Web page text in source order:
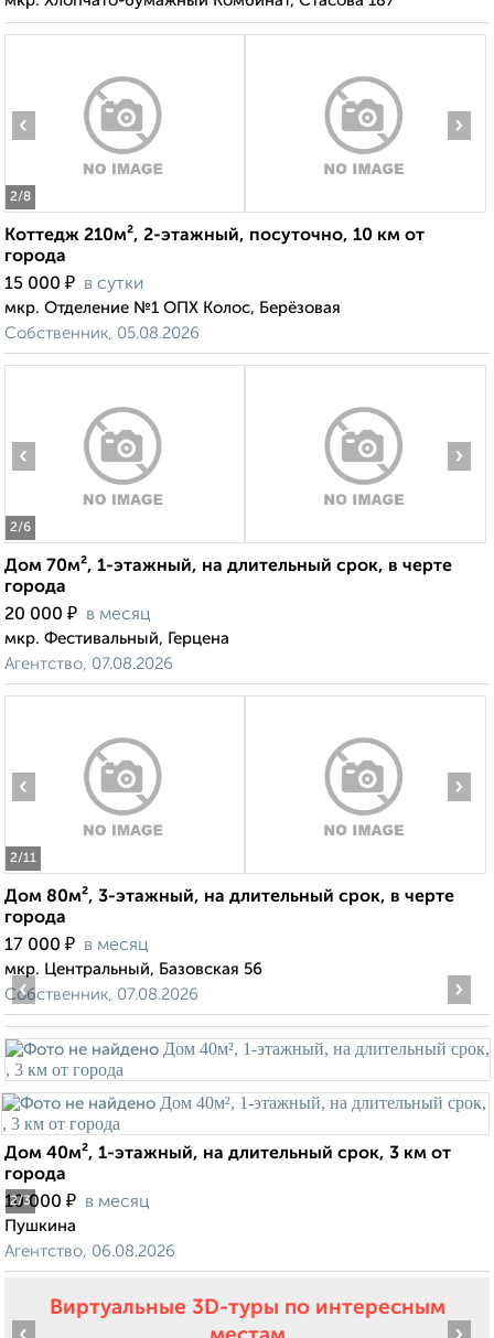
2/8
‹ ›
Коттедж 210м², 2-этажный, посуточно, 10 км от
города
15 000 ₽ в сутки
мкр. Отделение №1 ОПХ Колос, Берёзовая
Собственник, 05.08.2026
2/6
‹ ›
Дом 70м², 1-этажный, на длительный срок, в черте
города
20 000 ₽ в месяц
мкр. Фестивальный, Герцена
Агентство, 07.08.2026
2/11
‹ ›
Дом 80м², 3-этажный, на длительный срок, в черте
города
17 000 ₽ в месяц
мкр. Центральный, Базовская 56
Собственник, 07.08.2026
2/3
‹ ›
Дом 40м², 1-этажный, на длительный срок, 3 км от
города
10 000 ₽ в месяц
Пушкина
Агентство, 06.08.2026
Виртуальные 3D-туры по интересным